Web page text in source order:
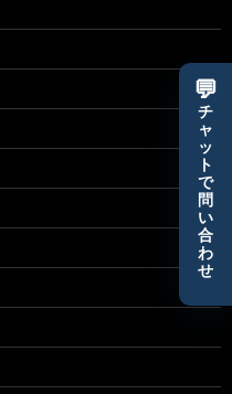
💬
チ
ャ
ッ
ト
で
問
い
合
わ
せ